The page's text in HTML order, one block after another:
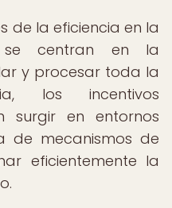
de la eficiencia en la
se centran en la
y procesar toda la
los incentivos
surgir en entornos
de mecanismos de
eficientemente la